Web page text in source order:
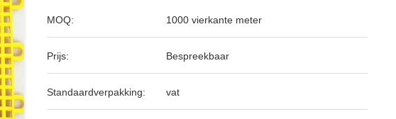
MOQ: 1000 vierkante meter
Prijs: Bespreekbaar
Standaardverpakking: vat